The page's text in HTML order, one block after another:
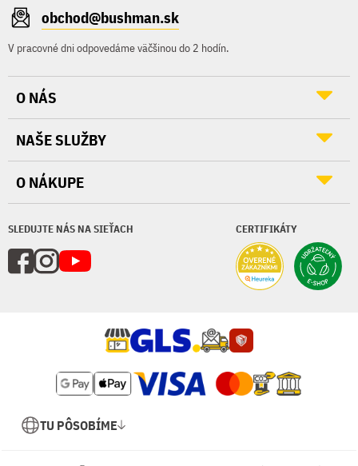
obchod@bushman.sk
V pracovné dni odpovedáme väčšinou do 2 hodín.
SLEDUJTE NÁS NA SIEŤACH CERTIFIKÁTY
O NÁS
NAŠE SLUŽBY
O NÁKUPE
TU PÔSOBÍME